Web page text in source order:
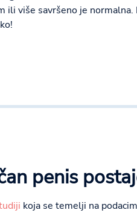
više savršeno je
penis
koja se temelji na